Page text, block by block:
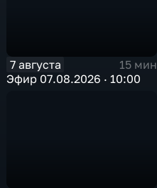
7 августа
15 мин
Эфир 07.08.2026 · 10:00